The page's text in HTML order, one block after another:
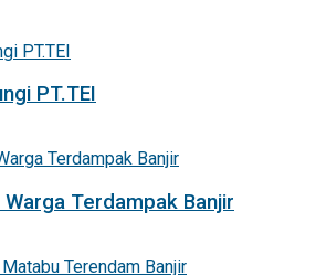
PT.TEI
Terdampak Banjir